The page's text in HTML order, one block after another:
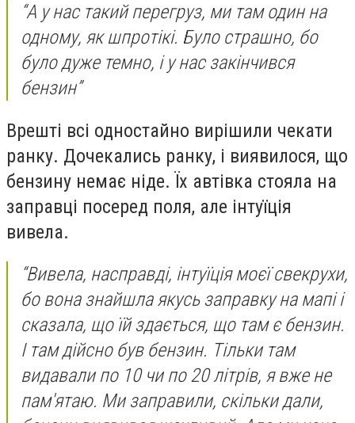
“А у нас такий перегруз, ми там один на
одному, як шпротікі. Було страшно, бо
було дуже темно, і у нас закінчився
бензин”
Врешті всі одностайно вирішили чекати
ранку. Дочекались ранку, і виявилося, що
бензину немає ніде. Їх автівка стояла на
заправці посеред поля, але інтуїція
вивела.
“Вивела, насправді, інтуїція моєї свекрухи,
бо вона знайшла якусь заправку на мапі і
сказала, що їй здається, що там є бензин.
І там дійсно був бензин. Тільки там
видавали по 10 чи по 20 літрів, я вже не
пам'ятаю. Ми заправили, скільки дали,